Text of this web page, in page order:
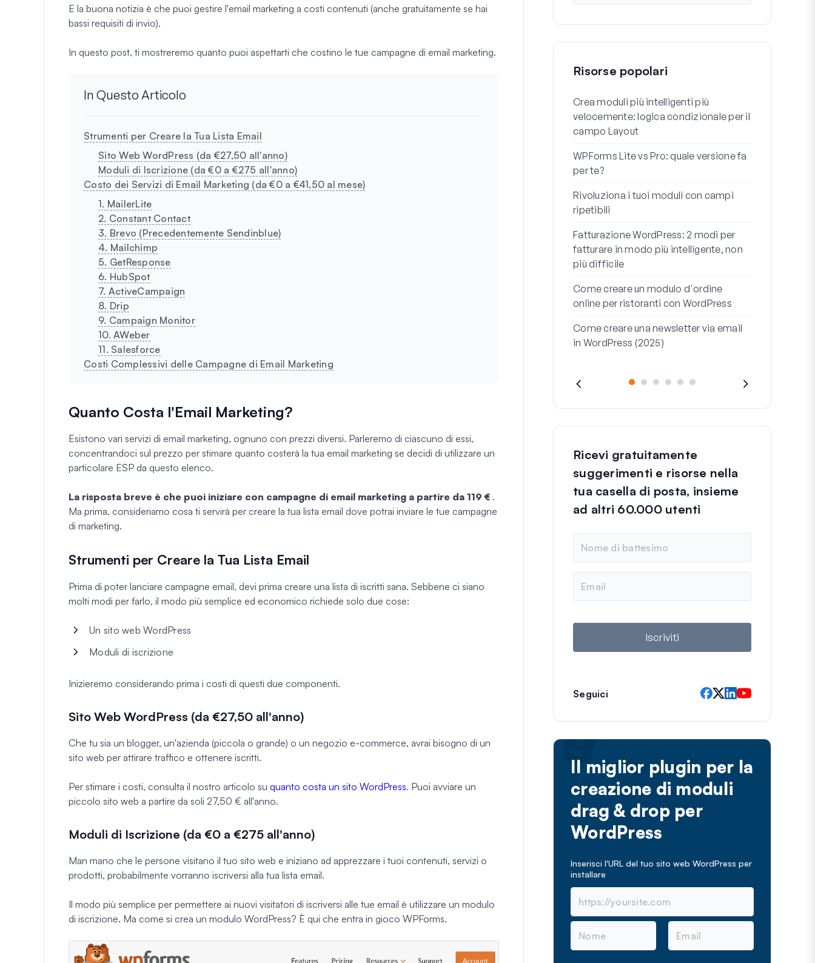
E la buona notizia è che puoi gestire l'email marketing a costi contenuti (anche gratuitamente se hai
bassi requisiti di invio).
In questo post, ti mostreremo quanto puoi aspettarti che costino le tue campagne di email marketing.
In Questo Articolo
Strumenti per Creare la Tua Lista Email
Sito Web WordPress (da €27,50 all'anno)
Moduli di Iscrizione (da €0 a €275 all'anno)
Costo dei Servizi di Email Marketing (da €0 a €41,50 al mese)
1. MailerLite
2. Constant Contact
3. Brevo (Precedentemente Sendinblue)
4. Mailchimp
5. GetResponse
6. HubSpot
7. ActiveCampaign
8. Drip
9. Campaign Monitor
10. AWeber
11. Salesforce
Costi Complessivi delle Campagne di Email Marketing
Quanto Costa l'Email Marketing?
Esistono vari servizi di email marketing, ognuno con prezzi diversi. Parleremo di ciascuno di essi,
concentrandoci sul prezzo per stimare quanto costerà la tua email marketing se decidi di utilizzare un
particolare ESP da questo elenco.
La risposta breve è che puoi iniziare con campagne di email marketing a partire da 119 € .
Ma prima, consideriamo cosa ti servirà per creare la tua lista email dove potrai inviare le tue campagne
di marketing.
Strumenti per Creare la Tua Lista Email
Prima di poter lanciare campagne email, devi prima creare una lista di iscritti sana. Sebbene ci siano
molti modi per farlo, il modo più semplice ed economico richiede solo due cose:
Un sito web WordPress
Moduli di iscrizione
Inizieremo considerando prima i costi di questi due componenti.
Sito Web WordPress (da €27,50 all'anno)
Che tu sia un blogger, un'azienda (piccola o grande) o un negozio e-commerce, avrai bisogno di un
sito web per attirare traffico e ottenere iscritti.
Per stimare i costi, consulta il nostro articolo su quanto costa un sito WordPress. Puoi avviare un
piccolo sito web a partire da soli 27,50 € all'anno.
Moduli di Iscrizione (da €0 a €275 all'anno)
Man mano che le persone visitano il tuo sito web e iniziano ad apprezzare i tuoi contenuti, servizi o
prodotti, probabilmente vorranno iscriversi alla tua lista email.
Il modo più semplice per permettere ai nuovi visitatori di iscriversi alle tue email è utilizzare un modulo
di iscrizione. Ma come si crea un modulo WordPress? È qui che entra in gioco WPForms.
Risorse popolari
Crea moduli più intelligenti più
velocemente: logica condizionale per il
campo Layout
WPForms Lite vs Pro: quale versione fa
per te?
Rivoluziona i tuoi moduli con campi
ripetibili
Fatturazione WordPress: 2 modi per
fatturare in modo più intelligente, non
più difficile
Come creare un modulo d'ordine
online per ristoranti con WordPress
Come creare una newsletter via email
in WordPress (2025)
Ricevi gratuitamente
suggerimenti e risorse nella
tua casella di posta, insieme
ad altri 60.000 utenti
m
e
a
l
Iscriviti
Seguici
Il miglior plugin per la
creazione di moduli
drag & drop per
WordPress
Inserisci l'URL del tuo sito web WordPress per
installare
N
m
E
a